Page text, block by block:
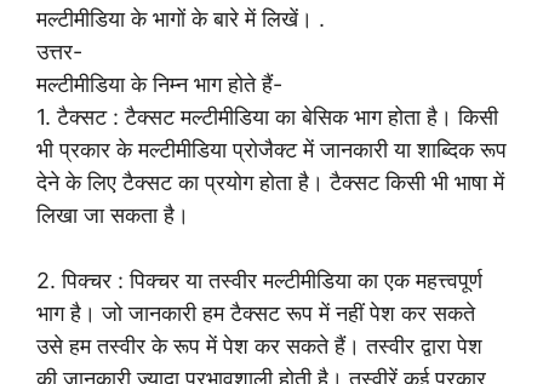
मल्टीमीडिया के भागों के बारे में लिखें। .
उत्तर-
मल्टीमीडिया के निम्न भाग होते हैं-
1. टैक्सट : टैक्सट मल्टीमीडिया का बेसिक भाग होता है। किसी
भी प्रकार के मल्टीमीडिया प्रोजैक्ट में जानकारी या शाब्दिक रूप
देने के लिए टैक्सट का प्रयोग होता है। टैक्सट किसी भी भाषा में
लिखा जा सकता है।
2. पिक्चर : पिक्चर या तस्वीर मल्टीमीडिया का एक महत्त्वपूर्ण
भाग है। जो जानकारी हम टैक्सट रूप में नहीं पेश कर सकते
उसे हम तस्वीर के रूप में पेश कर सकते हैं। तस्वीर द्वारा पेश
की जानकारी ज्यादा प्रभावशाली होती है। तस्वीरें कई प्रकार